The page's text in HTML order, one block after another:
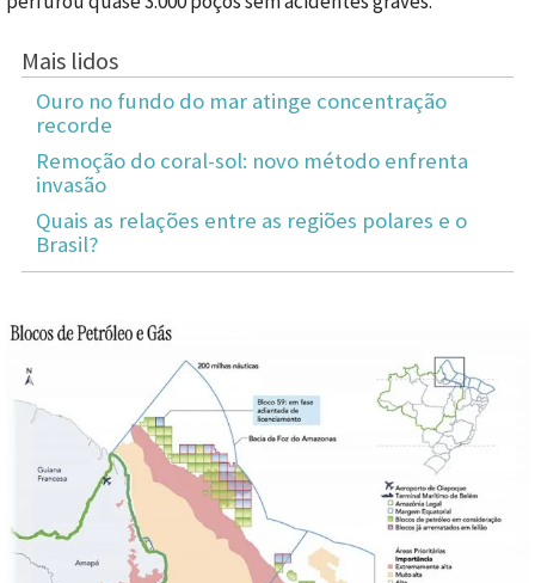
Mais lidos
Ouro no fundo do mar atinge concentração
recorde
Remoção do coral-sol: novo método enfrenta
invasão
Quais as relações entre as regiões polares e o
Brasil?